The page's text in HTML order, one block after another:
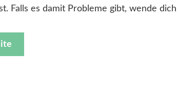
Falls es damit Probleme gibt, wende